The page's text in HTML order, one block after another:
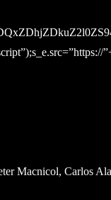
Macnicol, Carlos